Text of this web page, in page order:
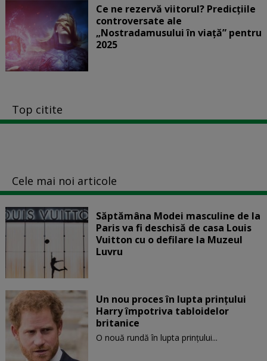
Ce ne rezervă viitorul? Predicțiile
controversate ale
„Nostradamusului în viață” pentru
2025
Top citite
Cele mai noi articole
Săptămâna Modei masculine de la
Paris va fi deschisă de casa Louis
Vuitton cu o defilare la Muzeul
Luvru
Un nou proces în lupta prinţului
Harry împotriva tabloidelor
britanice
O nouă rundă în lupta prinţului...